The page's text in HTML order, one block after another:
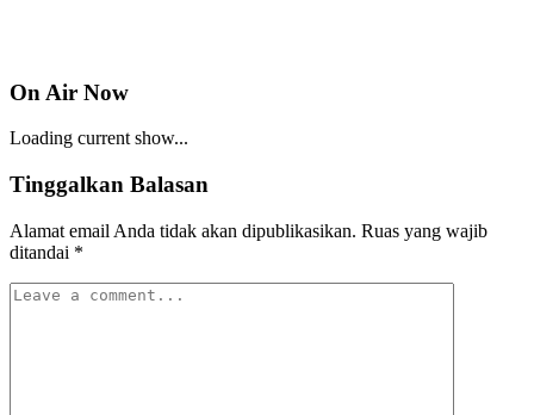
On Air Now
Loading current show...
Tinggalkan Balasan
Alamat email Anda tidak akan dipublikasikan. Ruas yang wajib
ditandai *